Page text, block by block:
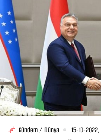
Gündəm / Dünya 15-10-2022,